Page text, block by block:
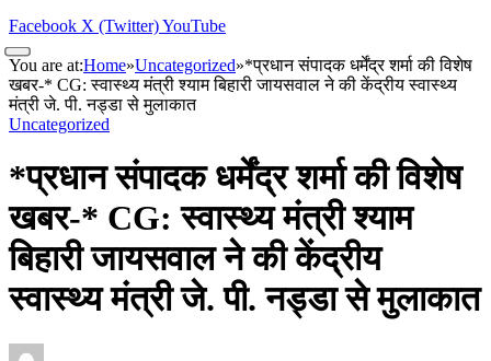
Facebook X (Twitter)YouTube
You are at:Home»Uncategorized»*प्रधान संपादक धर्मेंद्र शर्मा की विशेष
खबर-* CG: स्वास्थ्य मंत्री श्याम बिहारी जायसवाल ने की केंद्रीय स्वास्थ्य
मंत्री जे. पी. नड्डा से मुलाकात
Uncategorized
*प्रधान संपादक धर्मेंद्र शर्मा की विशेष
खबर-* CG: स्वास्थ्य मंत्री श्याम
बिहारी जायसवाल ने की केंद्रीय
स्वास्थ्य मंत्री जे. पी. नड्डा से मुलाकात